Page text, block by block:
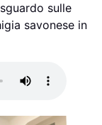
sulle
savonese in